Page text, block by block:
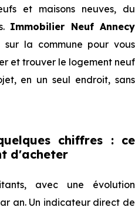
et maisons neuves, du
Immobilier Neuf Annecy
sur la commune pour vous
et trouver le logement neuf
en un seul endroit, sans
chiffres : ce
d'acheter
avec une évolution
an. Un indicateur direct de